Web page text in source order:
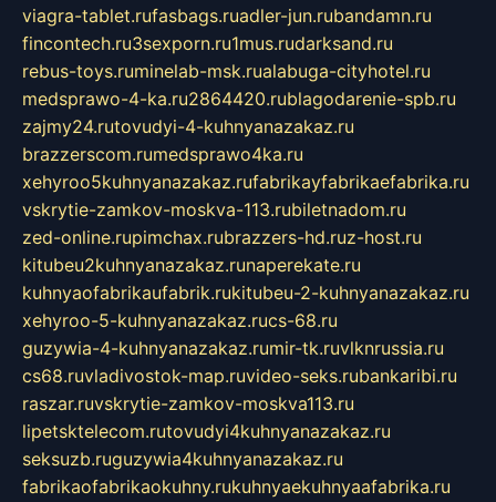
viagra-tablet.rufasbags.ruadler-jun.rubandamn.ru
fincontech.ru3sexporn.ru1mus.rudarksand.ru
rebus-toys.ruminelab-msk.rualabuga-cityhotel.ru
medsprawo-4-ka.ru2864420.rublagodarenie-spb.ru
zajmy24.rutovudyi-4-kuhnyanazakaz.ru
brazzerscom.rumedsprawo4ka.ru
xehyroo5kuhnyanazakaz.rufabrikayfabrikaefabrika.ru
vskrytie-zamkov-moskva-113.rubiletnadom.ru
zed-online.rupimchax.rubrazzers-hd.ruz-host.ru
kitubeu2kuhnyanazakaz.runaperekate.ru
kuhnyaofabrikaufabrik.rukitubeu-2-kuhnyanazakaz.ru
xehyroo-5-kuhnyanazakaz.rucs-68.ru
guzywia-4-kuhnyanazakaz.rumir-tk.ruvlknrussia.ru
cs68.ruvladivostok-map.ruvideo-seks.rubankaribi.ru
raszar.ruvskrytie-zamkov-moskva113.ru
lipetsktelecom.rutovudyi4kuhnyanazakaz.ru
seksuzb.ruguzywia4kuhnyanazakaz.ru
fabrikaofabrikaokuhny.rukuhnyaekuhnyaafabrika.ru